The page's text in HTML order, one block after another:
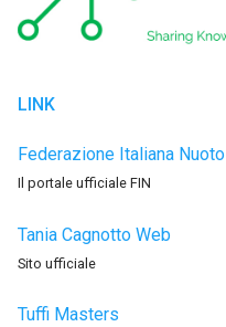
LINK
Federazione Italiana Nuoto
Il portale ufficiale FIN
Tania Cagnotto Web
Sito ufficiale
Tuffi Masters